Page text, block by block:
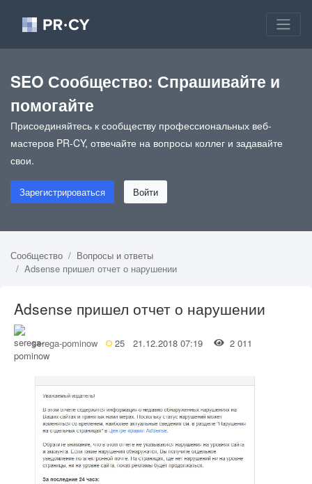
SEO Сообщество: Спрашивайте и
помогайте
Присоединяйтесь к сообществу профессиональных веб-
мастеров PR-CY, отвечайте на вопросы коллег и задавайте
свои.
Зарегистрироваться Войти
Сообщество
Вопросы и ответы
Adsense пришел отчет о нарушении
Adsense пришел отчет о нарушении
serega-pominow 25 21.12.2018 07:19 2 011